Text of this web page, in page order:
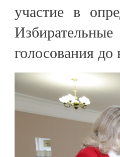
участие в
голосования до